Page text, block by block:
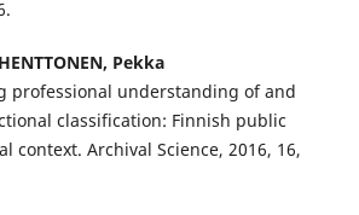
Pekka
professional understanding of and
classification: Finnish public
context. Archival Science, 2016, 16,